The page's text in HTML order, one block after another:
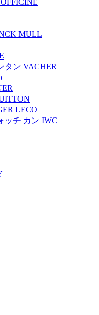
MULL
タン VACHER
LECO
ッチ カン IWC